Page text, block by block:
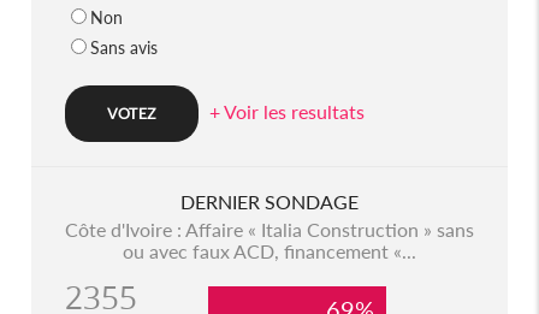
Non
Sans avis
+ Voir les resultats
DERNIER SONDAGE
Côte d'Ivoire : Affaire « Italia Construction » sans
ou avec faux ACD, financement «...
2355